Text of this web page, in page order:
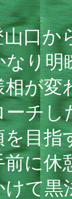
口か
り明
が変
チし
目指
に休
て黒